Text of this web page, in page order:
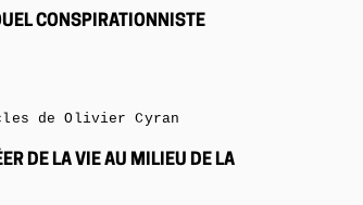
CONSPIRATIONNISTE
de Olivier Cyran
DE LA VIE AU MILIEU DE LA